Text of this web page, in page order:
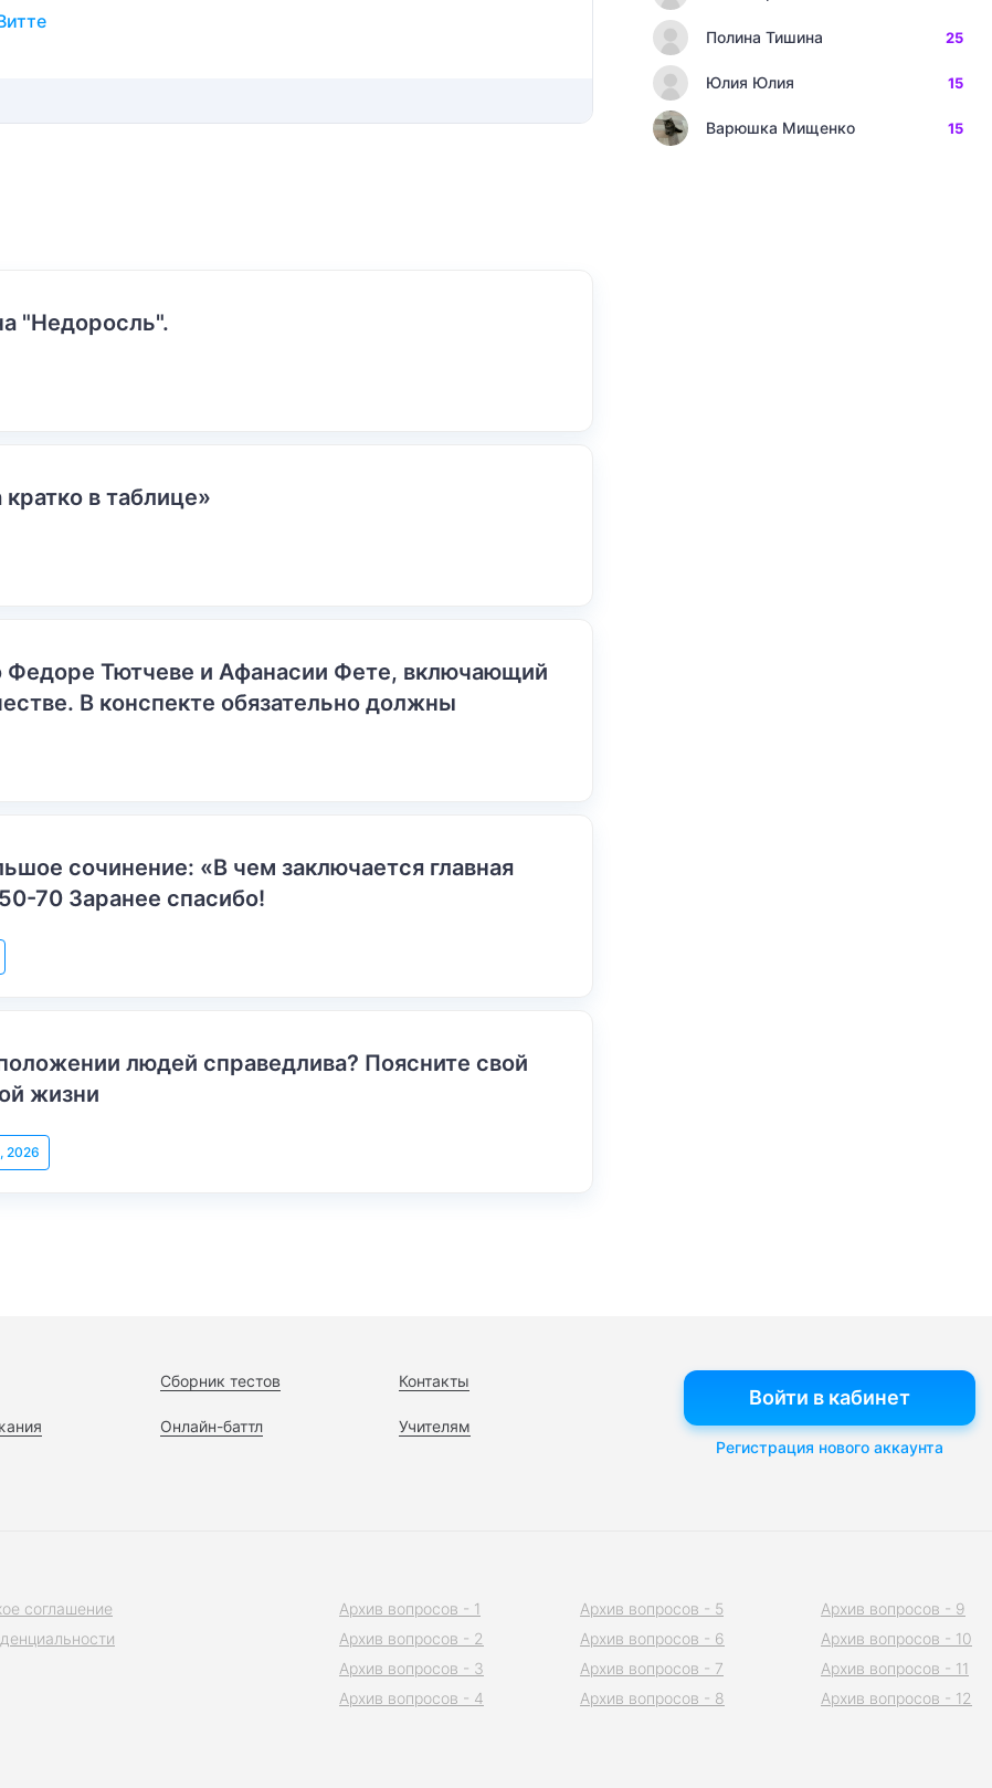
"Недоросль".
в таблице»
Федоре Тютчеве и Афанасии Фете, включающий
В конспекте обязательно должны
сочинение: «В чем заключается главная
70 Заранее спасибо!
людей справедлива? Поясните свой
жизни
2026
Полина Тишина 25
Юлия Юлия 15
Варюшка Мищенко 15
Сборник тестов
Онлайн-баттл
Контакты
Учителям
Войти в кабинет
Регистрация нового аккаунта
соглашение
Архив вопросов - 1
Архив вопросов - 2
Архив вопросов - 3
Архив вопросов - 4
Архив вопросов - 5
Архив вопросов - 6
Архив вопросов - 7
Архив вопросов - 8
Архив вопросов - 9
Архив вопросов - 10
Архив вопросов - 11
Архив вопросов - 12